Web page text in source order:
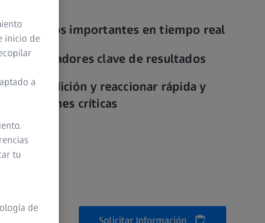
de datos importantes en tiempo real
los indicadores clave de resultados
de medición y reaccionar rápida y
situaciones críticas
Solicitar Información
inicio de
a
tu
de